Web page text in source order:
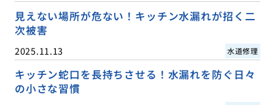
見えない場所が危ない！キッチン水漏れが招く二
次被害
2025.11.13 水道修理
キッチン蛇口を長持ちさせる！水漏れを防ぐ日々
の小さな習慣